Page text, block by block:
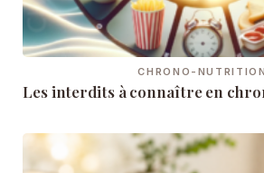
CHRONO-NUTRITION
Les interdits à connaître en